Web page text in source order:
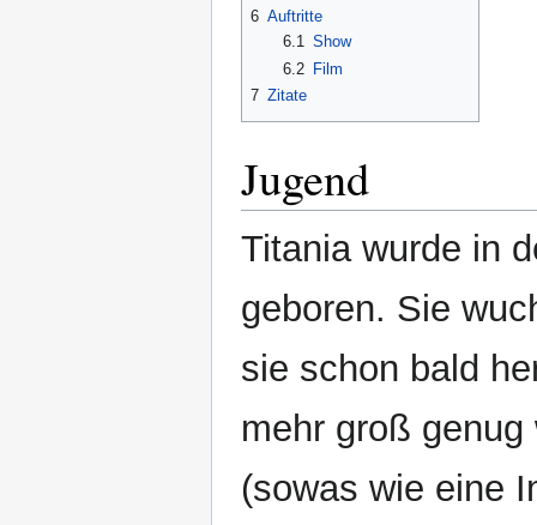
6 Auftritte
6.1 Show
6.2 Film
7 Zitate
Jugend
Titania wurde in
geboren. Sie
sie schon bald
mehr groß
(sowas wie eine